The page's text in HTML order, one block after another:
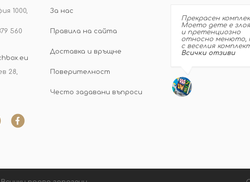
1000,
560
28,
За нас
Правила на сайта
Доставка и връщне
Поверителност
Често задавани въпроси
Прекрасен
Моето дете е
и претенциозно
относно менюто,
с веселия
Всички отзиви